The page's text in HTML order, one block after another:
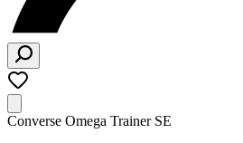
Converse Omega Trainer SE